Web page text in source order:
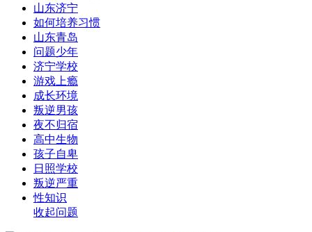
山东济宁
如何培养习惯
山东青岛
问题少年
济宁学校
游戏上瘾
成长环境
叛逆男孩
夜不归宿
高中生物
孩子自卑
日照学校
叛逆严重
性知识
收起问题